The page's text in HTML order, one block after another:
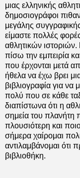
μιας ελληνικής
δημοσιογράφοι
μεγάλης
είμαστε πολλές
αθλητικών
πίσω την εμπειρία
που έρχονται μετά
ήθελα να έχω βρει
βιβλιογραφία για να
πολύ που σε κάθε
διαπίστωνα ότι η
σημεία του πλανήτη
πλουσιότερη και
σήμερα χαίρομαι
αντιλαμβάνομαι ότι
βιβλιοθήκη.